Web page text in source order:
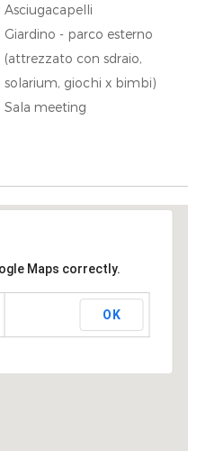
Asciugacapelli
Giardino - parco esterno
(attrezzato con sdraio,
solarium, giochi x bimbi)
Sala meeting
Maps correctly.
OK